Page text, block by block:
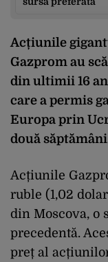
Acțiunile
Gazprom au
din ultimii 16
care a permis
Europa prin
două
Acțiunile
ruble (1,02
din Moscova, o
precedentă.
preț al